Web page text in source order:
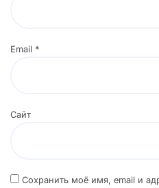
Email *
Сайт
Сохранить моё имя, email и